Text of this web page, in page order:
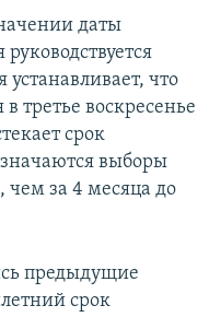
даты
что
третье воскресенье
срок
выборы
за 4 месяца до
предыдущие
срок